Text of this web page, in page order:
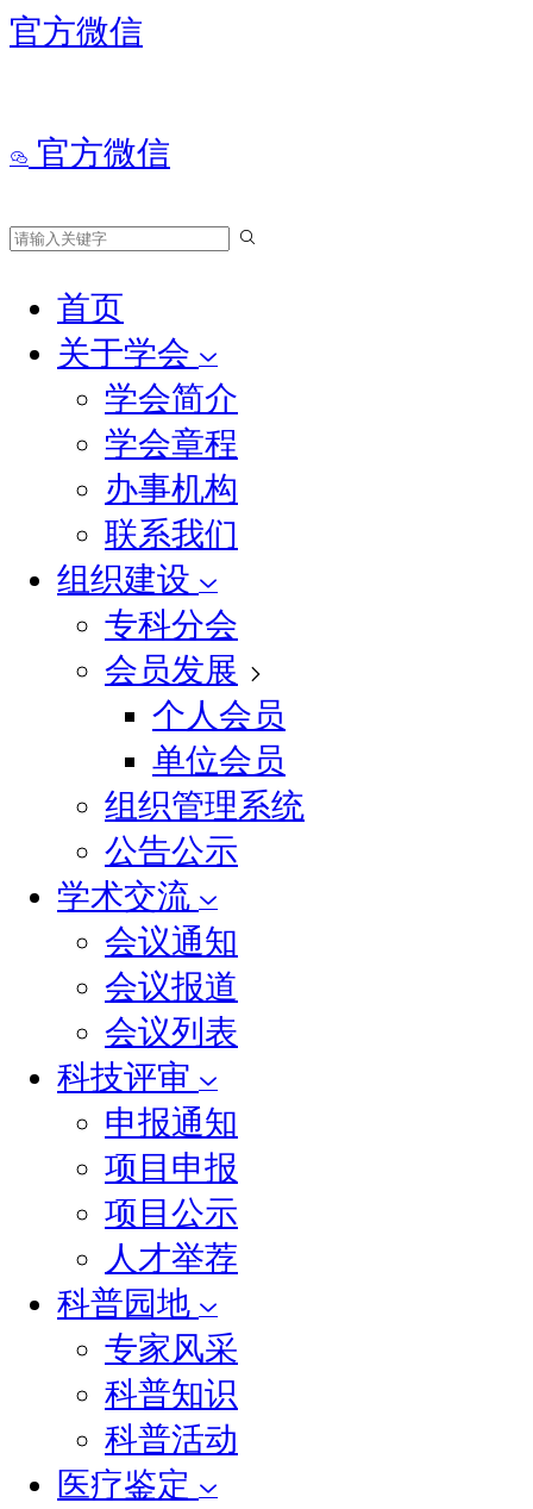
官方微信
官方微信
首页
关于学会
学会简介
学会章程
办事机构
联系我们
组织建设
专科分会
会员发展
个人会员
单位会员
组织管理系统
公告公示
学术交流
会议通知
会议报道
会议列表
科技评审
申报通知
项目申报
项目公示
人才举荐
科普园地
专家风采
科普知识
科普活动
医疗鉴定